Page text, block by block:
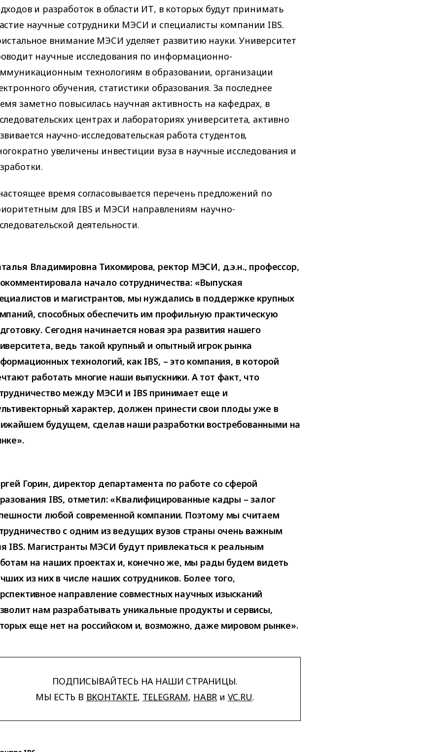
и разработок в области ИТ, в которых будут принимать
научные сотрудники МЭСИ и специалисты компании IBS.
внимание МЭСИ уделяет развитию науки. Университет
научные исследования по информационно-
технологиям в образовании, организации
обучения, статистики образования. За последнее
заметно повысилась научная активность на кафедрах, в
центрах и лабораториях университета, активно
научно-исследовательская работа студентов,
увеличены инвестиции вуза в научные исследования и
время согласовывается перечень предложений по
для IBS и МЭСИ направлениям научно-
деятельности.
Владимировна Тихомирова, ректор МЭСИ, д.э.н., профессор,
начало сотрудничества: «Выпуская
и магистрантов, мы нуждались в поддержке крупных
способных обеспечить им профильную практическую
Сегодня начинается новая эра развития нашего
ведь такой крупный и опытный игрок рынка
технологий, как IBS, – это компания, в которой
работать многие наши выпускники. А тот факт, что
между МЭСИ и IBS принимает еще и
характер, должен принести свои плоды уже в
будущем, сделав наши разработки востребованными на
Горин, директор департамента по работе со сферой
IBS, отметил: «Квалифицированные кадры – залог
любой современной компании. Поэтому мы считаем
с одним из ведущих вузов страны очень важным
IBS. Магистранты МЭСИ будут привлекаться к реальным
на наших проектах и, конечно же, мы рады будем видеть
из них в числе наших сотрудников. Более того,
направление совместных научных изысканий
нам разрабатывать уникальные продукты и сервисы,
еще нет на российском и, возможно, даже мировом рынке».
ПОДПИСЫВАЙТЕСЬ НА НАШИ СТРАНИЦЫ.
МЫ ЕСТЬ В ВКОНТАКТЕ, TELEGRAM, HABR и VC.RU.